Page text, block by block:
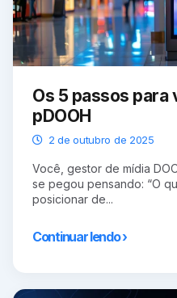
Os 5 passos para
pDOOH
2 de outubro de 2025
Você, gestor de mídia
se pegou pensando: “O
posicionar de...
Continuar lendo ›